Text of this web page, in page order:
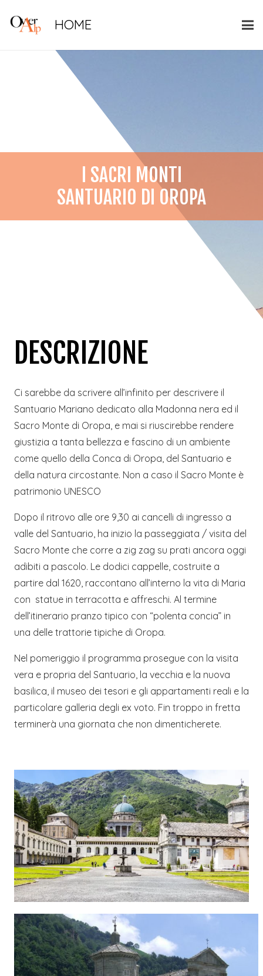
HOME
I SACRI MONTI
SANTUARIO DI OROPA
DESCRIZIONE
Ci sarebbe da scrivere all’infinito per descrivere il
Santuario Mariano dedicato alla Madonna nera ed il
Sacro Monte di Oropa, e mai si riuscirebbe rendere
giustizia a tanta bellezza e fascino di un ambiente
come quello della Conca di Oropa, del Santuario e
della natura circostante. Non a caso il Sacro Monte è
patrimonio UNESCO
Dopo il ritrovo alle ore 9,30 ai cancelli di ingresso a
valle del Santuario, ha inizio la passeggiata / visita del
Sacro Monte che corre a zig zag su prati ancora oggi
adibiti a pascolo. Le dodici cappelle, costruite a
partire dal 1620, raccontano all’interno la vita di Maria
con statue in terracotta e affreschi. Al termine
dell’itinerario pranzo tipico con “polenta concia” in
una delle trattorie tipiche di Oropa.
Nel pomeriggio il programma prosegue con la visita
vera e propria del Santuario, la vecchia e la nuova
basilica, il museo dei tesori e gli appartamenti reali e la
particolare galleria degli ex voto. Fin troppo in fretta
terminerà una giornata che non dimenticherete.